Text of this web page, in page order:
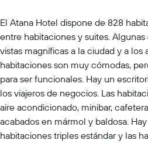
El Atana Hotel dispone de 828
entre habitaciones y suites.
vistas magníficas a la ciudad y a los
habitaciones son muy cómodas,
para ser funcionales. Hay un
los viajeros de negocios. Las
aire acondicionado, minibar,
acabados en mármol y baldosa.
habitaciones triples estándar y las